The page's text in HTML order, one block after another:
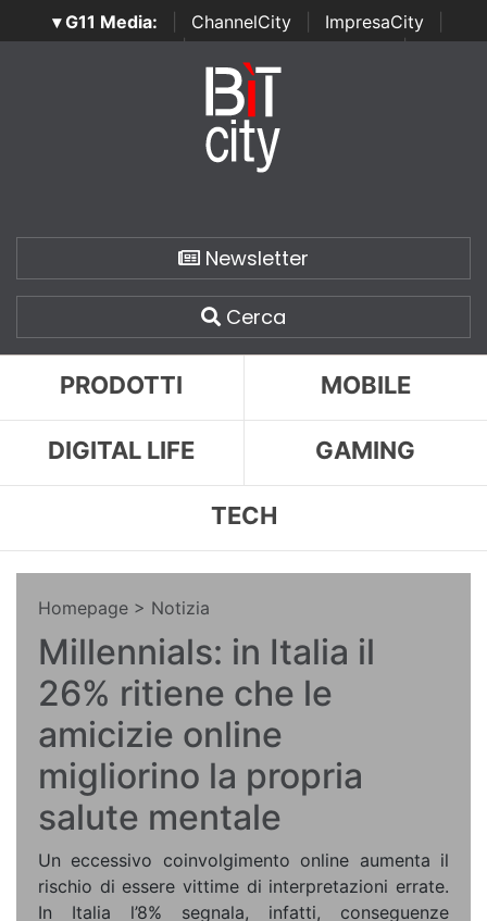
▾ G11 Media: ChannelCity ImpresaCity
SecurityOpenLab | Italian Channel Awards | Italian
Italian Security Awards
Newsletter
Cerca
PRODOTTI MOBILE
DIGITAL LIFE GAMING
TECH
Homepage > Notizia
Millennials: in Italia il
26% ritiene che le
amicizie online
migliorino la propria
salute mentale
Un eccessivo coinvolgimento online aumenta il
rischio di essere vittime di interpretazioni errate.
In Italia l’8% segnala, infatti, conseguenze